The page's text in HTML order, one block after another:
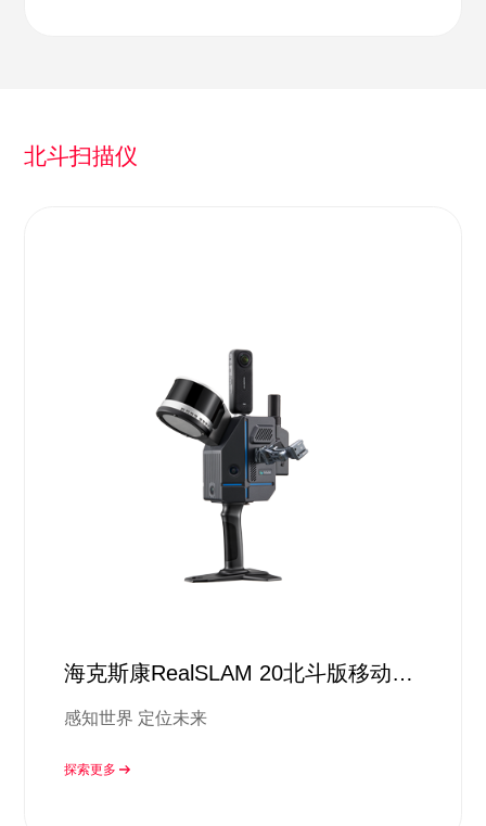
北斗扫描仪
海克斯康RealSLAM 20北斗版移动扫
感知世界 定位未来
探索更多